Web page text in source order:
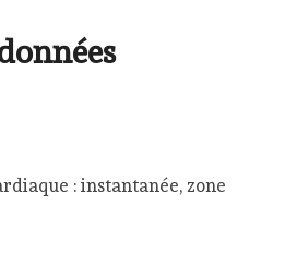
: instantanée, zone